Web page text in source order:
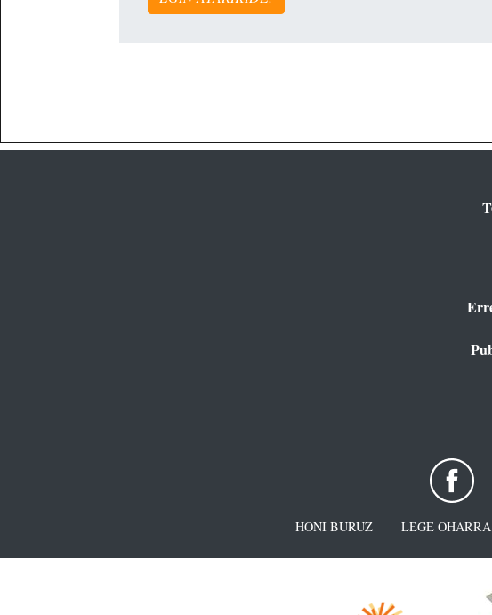
HONI BURUZ LEGE OHARRA